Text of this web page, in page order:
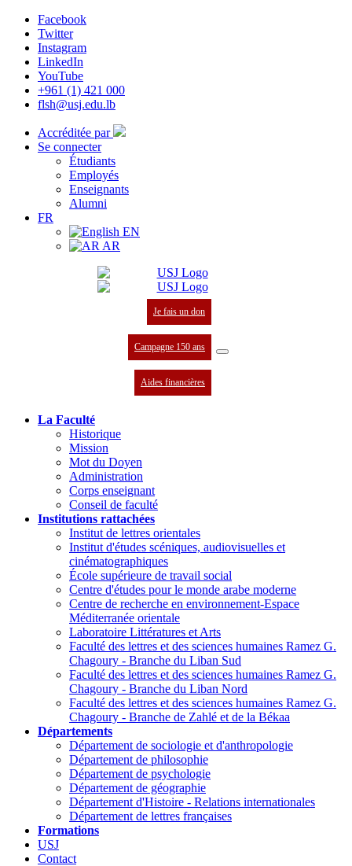
Facebook
Twitter
Instagram
LinkedIn
YouTube
+961 (1) 421 000
flsh@usj.edu.lb
Accréditée par
Se connecter
Étudiants
Employés
Enseignants
Alumni
FR
EN
AR
Je fais un don
Campagne 150 ans
Aides financières
La Faculté
Historique
Mission
Mot du Doyen
Administration
Corps enseignant
Conseil de faculté
Institutions rattachées
Institut de lettres orientales
Institut d'études scéniques, audiovisuelles et
cinématographiques
École supérieure de travail social
Centre d'études pour le monde arabe moderne
Centre de recherche en environnement-Espace
Méditerranée orientale
Laboratoire Littératures et Arts
Faculté des lettres et des sciences humaines Ramez G.
Chagoury - Branche du Liban Sud
Faculté des lettres et des sciences humaines Ramez G.
Chagoury - Branche du Liban Nord
Faculté des lettres et des sciences humaines Ramez G.
Chagoury - Branche de Zahlé et de la Békaa
Départements
Département de sociologie et d'anthropologie
Département de philosophie
Département de psychologie
Département de géographie
Département d'Histoire - Relations internationales
Département de lettres françaises
Formations
USJ
Contact